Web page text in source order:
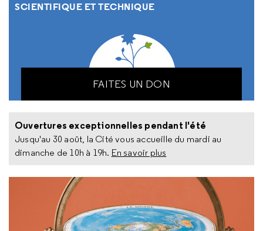
SCIENTIFIQUE ET TECHNIQUE
Ouvertures exceptionnelles pendant l'été
Jusqu'au 30 août, la Cité vous accueille du mardi au
dimanche de 10h à 19h. En savoir plus